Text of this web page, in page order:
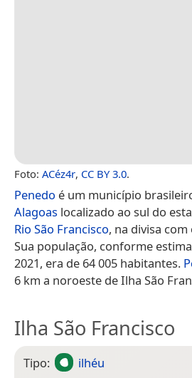
Foto: ACéz4r, CC BY 3.0.
Penedo é um município
Alagoas localizado ao sul do
Rio São Francisco, na divisa
Sua população, conforme
2021, era de 64 005 habitantes.
6 km a noroeste de Ilha São
Ilha São Francisco
Tipo:
ilhéu